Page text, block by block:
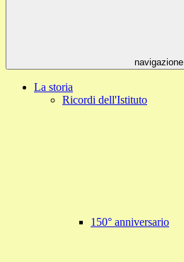
navigazione
La storia
Ricordi dell'Istituto
150° anniversario